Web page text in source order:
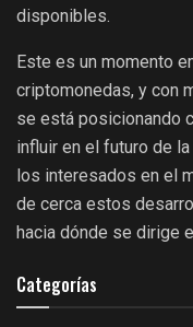
disponibles.
Este es un momento
criptomonedas, y con
se está posicionando
influir en el futuro de
los interesados en el
de cerca estos
hacia dónde se dirige
Categorías